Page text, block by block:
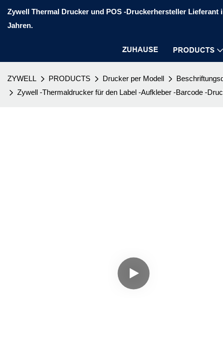
Zywell Thermal Drucker und POS -Druckerhersteller Lieferant
Jahren.
ZUHAUSE PRODUCTS
ZYWELL PRODUCTS Drucker per Modell
Zywell -Thermaldrucker für den Label -Aufkleber -Barcode -